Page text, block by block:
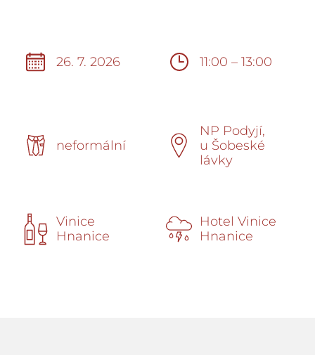
26. 7. 2026 11:00 – 13:00
neformální
NP Podyjí,
u Šobeské
lávky
Vinice
Hnanice
Hotel Vinice
Hnanice